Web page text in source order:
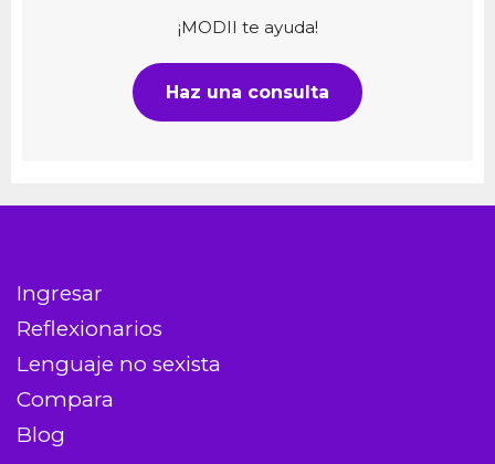
¡MODII te ayuda!
Haz una consulta
Ingresar
Reflexionarios
Lenguaje no sexista
Compara
Blog